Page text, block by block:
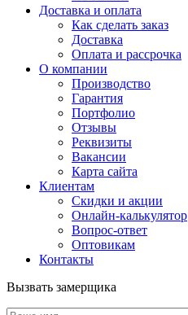
Доставка и оплата
Как сделать заказ
Доставка
Оплата и рассрочка
О компании
Производство
Гарантия
Портфолио
Отзывы
Реквизиты
Вакансии
Карта сайта
Клиентам
Скидки и акции
Онлайн-калькулятор
Вопрос-ответ
Оптовикам
Контакты
Вызвать замерщика